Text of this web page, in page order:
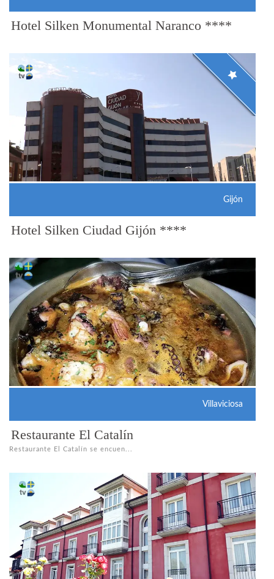
Hotel Silken Monumental Naranco ****
Gijón
Hotel Silken Ciudad Gijón ****
Villaviciosa
Restaurante El Catalín
Restaurante El Catalín se encuen...